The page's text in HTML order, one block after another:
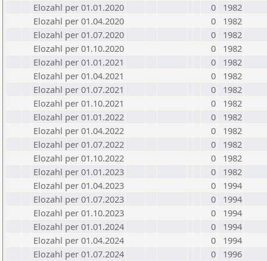
Elozahl per 01.01.2020
0
1982
Elozahl per 01.04.2020
0
1982
Elozahl per 01.07.2020
0
1982
Elozahl per 01.10.2020
0
1982
Elozahl per 01.01.2021
0
1982
Elozahl per 01.04.2021
0
1982
Elozahl per 01.07.2021
0
1982
Elozahl per 01.10.2021
0
1982
Elozahl per 01.01.2022
0
1982
Elozahl per 01.04.2022
0
1982
Elozahl per 01.07.2022
0
1982
Elozahl per 01.10.2022
0
1982
Elozahl per 01.01.2023
0
1982
Elozahl per 01.04.2023
0
1994
Elozahl per 01.07.2023
0
1994
Elozahl per 01.10.2023
0
1994
Elozahl per 01.01.2024
0
1994
Elozahl per 01.04.2024
0
1994
Elozahl per 01.07.2024
0
1996